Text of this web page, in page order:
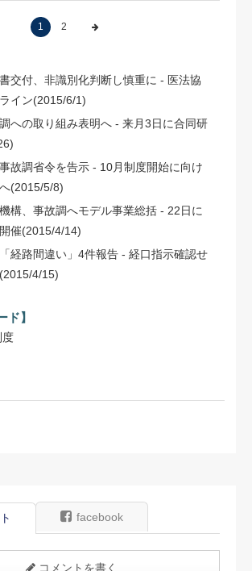
1 2
交付、非識別化判断し慎重に - 医法協
イン(2015/6/1)
への取り組み表明へ - 来月3日に合同研
故調省令を告示 - 10月制度開始に向け
(2015/5/8)
構、事故調へモデル事業総括 - 22日に
催(2015/4/14)
経路間違い」4件報告 - 経口指示確認せ
4/15)
ド】
度
facebook
コメントを書く